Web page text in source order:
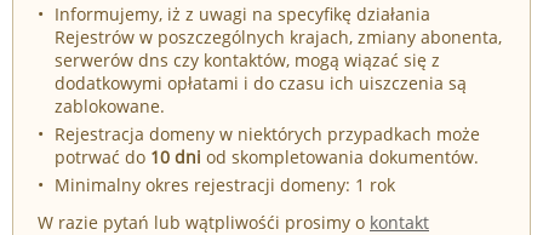
Informujemy, iż z uwagi na specyfikę działania
Rejestrów w poszczególnych krajach, zmiany abonenta,
serwerów dns czy kontaktów, mogą wiązać się z
dodatkowymi opłatami i do czasu ich uiszczenia są
zablokowane.
Rejestracja domeny w niektórych przypadkach może
potrwać do 10 dni od skompletowania dokumentów.
Minimalny okres rejestracji domeny: 1 rok
W razie pytań lub wątpliwośći prosimy o kontakt